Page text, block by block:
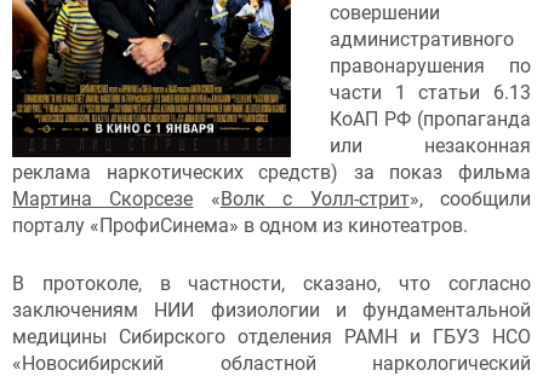
совершении
административного
правонарушения по
части 1 статьи 6.13
КоАП РФ (пропаганда
или незаконная
реклама наркотических средств) за показ фильма
Мартина Скорсезе «Волк с Уолл-стрит», сообщили
порталу «ПрофиСинема» в одном из кинотеатров.
В протоколе, в частности, сказано, что согласно
заключениям НИИ физиологии и фундаментальной
медицины Сибирского отделения РАМН и ГБУЗ НСО
«Новосибирский областной наркологический